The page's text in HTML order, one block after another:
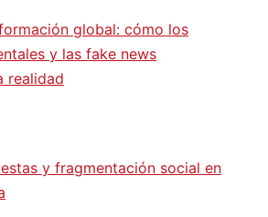
global: cómo los
y las fake news
realidad
y fragmentación social en